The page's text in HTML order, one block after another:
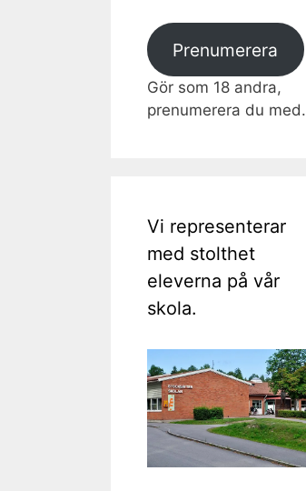
Prenumerera
Gör som 18 andra,
prenumerera du med.
Vi representerar
med stolthet
eleverna på vår
skola.